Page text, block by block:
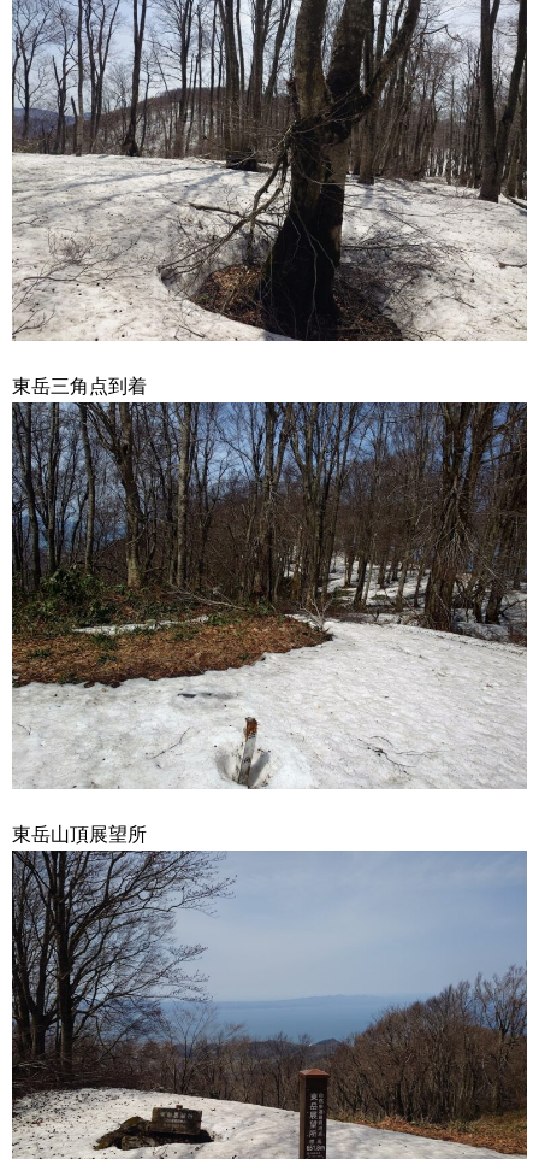
東岳三角点到着
東岳山頂展望所